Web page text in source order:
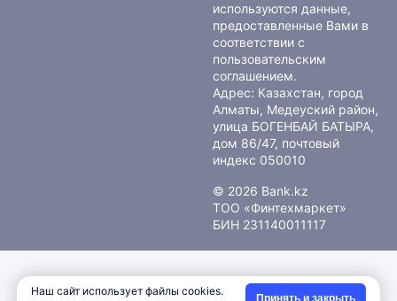
используются данные,
предоставленные Вами в
соответствии с
пользовательским
соглашением.
Адрес: Казахстан, город
Алматы, Медеуский район,
улица БОГЕНБАЙ БАТЫРА,
дом 86/47, почтовый
индекс 050010
© 2026 Bank.kz
ТОО «Финтехмаркет»
БИН 231140011117
Наш сайт использует файлы cookies.
Принять и закрыть